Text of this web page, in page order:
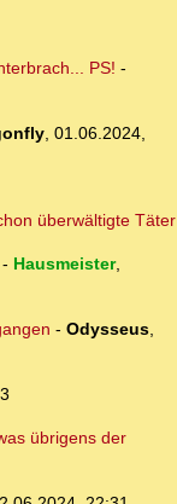
PS! -
, 01.06.2024,
überwältigte Täter
- Hausmeister,
- Odysseus,
übrigens der